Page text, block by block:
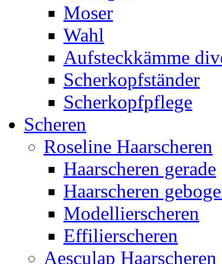
Moser
Wahl
Aufsteckkämme
Scherkopfständer
Scherkopfpflege
Scheren
Roseline Haarscheren
Haarscheren gerade
Haarscheren
Modellierscheren
Effilierscheren
Aesculap Haarscheren